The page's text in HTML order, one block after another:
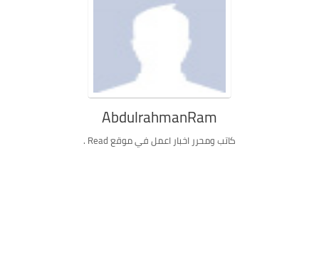
AbdulrahmanRam
كاتب ومحرر اخبار اعمل في موقع Read .